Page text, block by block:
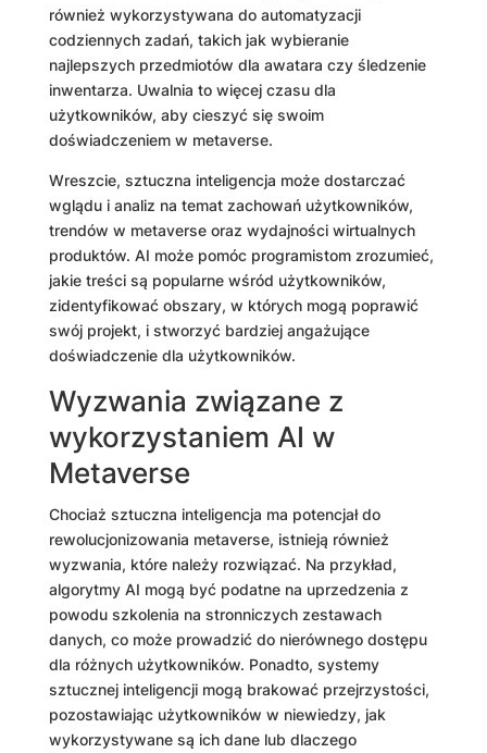
również wykorzystywana do automatyzacji
codziennych zadań, takich jak wybieranie
najlepszych przedmiotów dla awatara czy śledzenie
inwentarza. Uwalnia to więcej czasu dla
użytkowników, aby cieszyć się swoim
doświadczeniem w metaverse.
Wreszcie, sztuczna inteligencja może dostarczać
wglądu i analiz na temat zachowań użytkowników,
trendów w metaverse oraz wydajności wirtualnych
produktów. AI może pomóc programistom zrozumieć,
jakie treści są popularne wśród użytkowników,
zidentyfikować obszary, w których mogą poprawić
swój projekt, i stworzyć bardziej angażujące
doświadczenie dla użytkowników.
Wyzwania związane z
wykorzystaniem AI w
Metaverse
Chociaż sztuczna inteligencja ma potencjał do
rewolucjonizowania metaverse, istnieją również
wyzwania, które należy rozwiązać. Na przykład,
algorytmy AI mogą być podatne na uprzedzenia z
powodu szkolenia na stronniczych zestawach
danych, co może prowadzić do nierównego dostępu
dla różnych użytkowników. Ponadto, systemy
sztucznej inteligencji mogą brakować przejrzystości,
pozostawiając użytkowników w niewiedzy, jak
wykorzystywane są ich dane lub dlaczego